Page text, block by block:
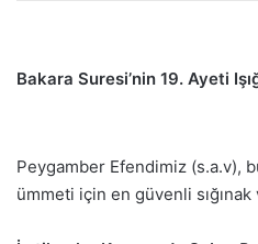
Bakara Suresi’nin 19. Ayeti
Peygamber Efendimiz (s.a.v),
ümmeti için en güvenli sığınak